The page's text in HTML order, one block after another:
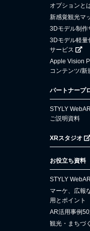
オプションと
新感覚観光マ
3Dモデル制作
3Dモデル軽量
サービス
Apple Vision
コンテンツ/新
パートナープ
STYLY
ご説明資料
XRスタジオ
お役立ち資料
STYLY
マーケ、広報
用とポイント
AR活用事例
観光・まちづ